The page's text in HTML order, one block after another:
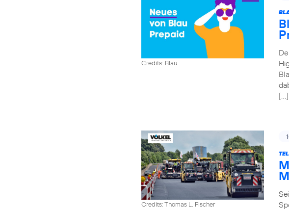
Credits: Blau
[…]
Credits: Thomas L. Fischer